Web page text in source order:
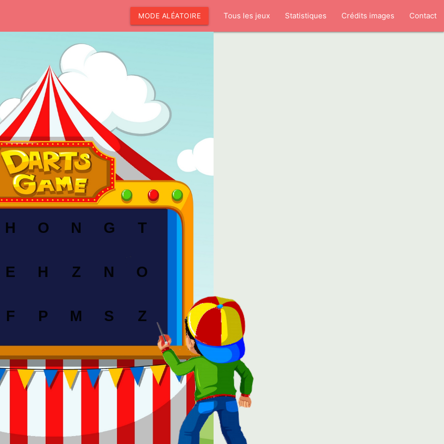
MODE ALÉATOIRE Tous les jeux Statistiques Crédits images Contact
H O N G T
E H Z N O
F P M S Z